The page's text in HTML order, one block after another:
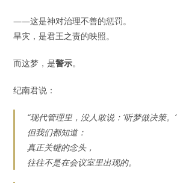
——这是神对治理不善的惩罚。
旱灾，是君王之责的映照。
而这梦，是警示。
纪南君说：
“现代管理里，没人敢说：‘听梦做决策。’
但我们都知道：
真正关键的念头，
往往不是在会议室里出现的。